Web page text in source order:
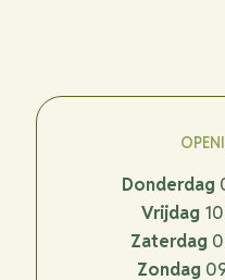
Donderdag
Vrijdag
Zaterdag
Zondag